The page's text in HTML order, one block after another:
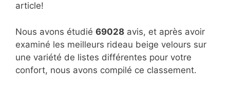
article!
Nous avons étudié 69028 avis, et après avoir
examiné les meilleurs rideau beige velours sur
une variété de listes différentes pour votre
confort, nous avons compilé ce classement.